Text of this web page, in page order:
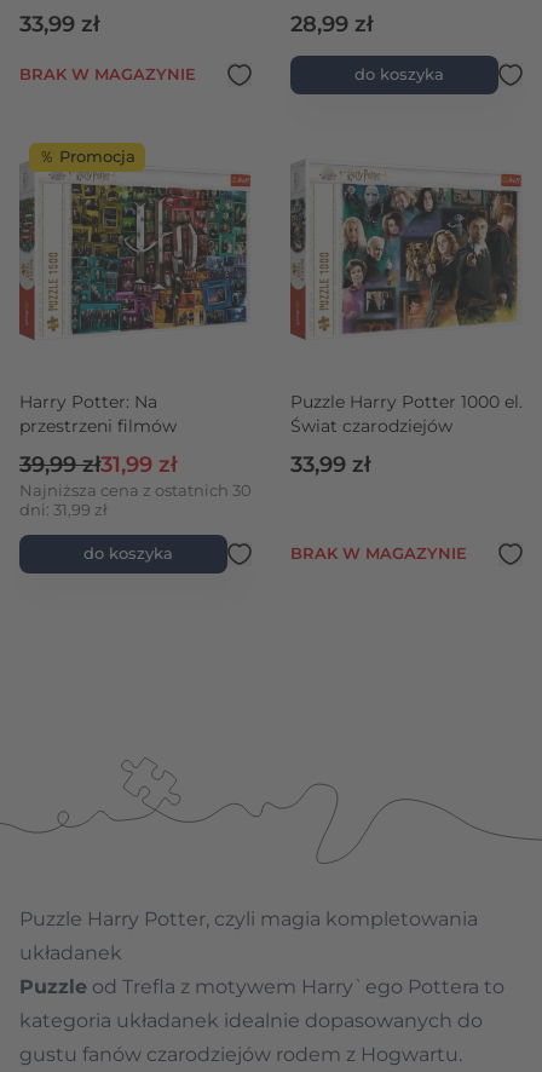
domy Hogwartu
33,99 zł
BRAK W MAGAZYNIE
28,99 zł
do koszyka
％ Promocja
Harry Potter: Na
przestrzeni filmów
Cena promocyjna
31,99 zł
Cena regularna
39,99 zł
Najniższa cena z ostatnich 30
dni: 31,99 zł
do koszyka
Puzzle Harry Potter 1000 el.
Świat czarodziejów
33,99 zł
BRAK W MAGAZYNIE
Puzzle Harry Potter, czyli magia kompletowania
układanek
Puzzle od Trefla z motywem Harry`ego Pottera to
kategoria układanek idealnie dopasowanych do
gustu fanów czarodziejów rodem z Hogwartu.